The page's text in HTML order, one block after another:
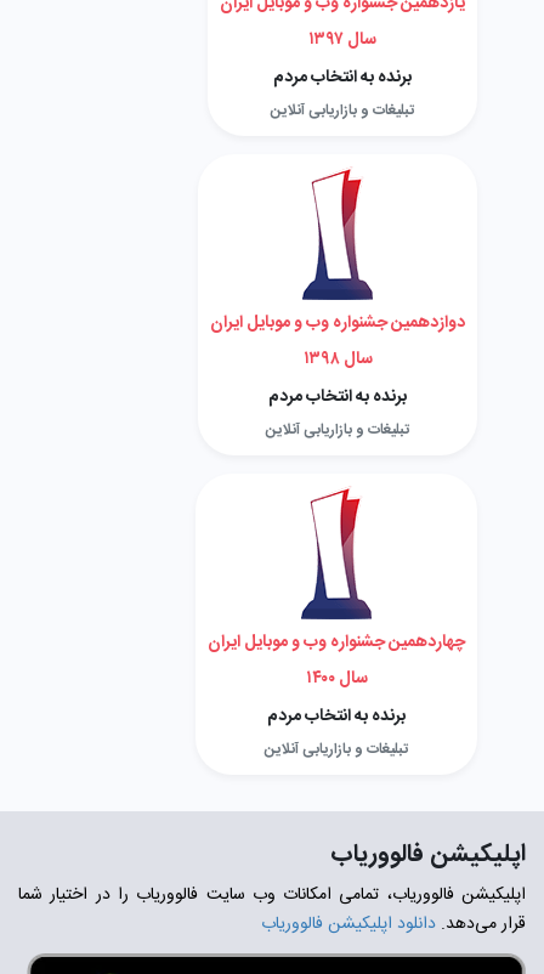
سال ۱۳۹۷
برنده به انتخاب مردم
تبلیغات و بازاریابی آنلاین
دوازدهمین جشنواره وب و موبایل ایران
سال ۱۳۹۸
برنده به انتخاب مردم
تبلیغات و بازاریابی آنلاین
چهاردهمین جشنواره وب و موبایل ایران
سال ۱۴۰۰
برنده به انتخاب مردم
تبلیغات و بازاریابی آنلاین
اپلیکیشن فالووریاب
اپلیکیشن فالووریاب، تمامی امکانات وب سایت فالووریاب را در اختیار شما
قرار می‌دهد. دانلود اپلیکیشن فالووریاب